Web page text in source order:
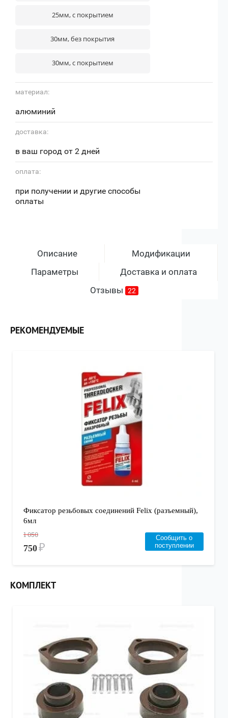
25мм, с покрытием
30мм, без покрытия
30мм, с покрытием
материал:
алюминий
доставка:
в ваш город от 2 дней
оплата:
при получении и другие способы
оплаты
Описание
Модификации
Параметры
Доставка и оплата
Отзывы
22
РЕКОМЕНДУЕМЫЕ
Фиксатор резьбовых соединений Felix (разъемный),
6мл
1 050
750₽
Сообщить о
поступлении
КОМПЛЕКТ